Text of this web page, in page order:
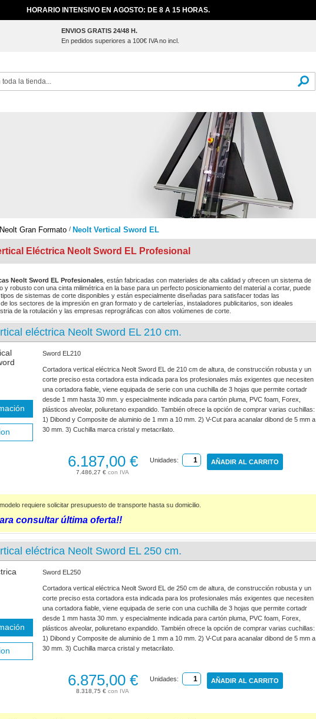
HORARIO INTENSIVO EN AGOSTO: DE 8 A 15 HORAS.
ENVIOS GRATIS 24/48 H.
En pedidos superiores a 100€ IVA no incl.
Gran Formato Neolt Vertical Sword EL
Eléctrica Neolt Sword EL Profesional
Neolt Sword EL Profesionales , están fabricadas con materiales de alta calidad y ofrecen un sistema de
y robusto con una cinta milimétrica en la base para un perfecto posicionamiento del material a cortar, puede
de sistemas de corte disponibles y están especialmente diseñadas para satisfacer todas las
los sectores de la impresión en gran formato y de cartelerías, instaladores publicitarios, son ideales
de la rotulación y las empresas reprográficas con altos volúmenes de corte.
eléctrica Neolt Sword EL 210 cm.
Sword EL210
Cortadora vertical eléctrica Neolt Sword EL de 210 cm de altura, de construcción robusta y un
corte preciso esta cortadora esta indicada para los profesionales más exigentes que necesiten
una cortadora fiable, viene equipada de serie con una cuchilla de 3 hojas que permite cortadr
desde 1 mm hasta 30 mm. y especialmente indicada para cartón pluma, PVC foam, Forex,
plásticos alveolar, poliuretano expandido. También ofrece la opción de comprar varias cuchillas:
1) Dibond y Composite de aluminio de 1 mm a 10 mm. 2) V-Cut para acanalar dibond de 5 mm a
30 mm. 3) Cuchilla marca cristal y metacrilato.
7.486,27 €
6.187,00 € Unidades: AÑADIR AL CARRITO
requiere solicitar presupuesto de transporte hasta su domicilio.
consultar última oferta!!
eléctrica Neolt Sword EL 250 cm.
Sword EL250
Cortadora vertical eléctrica Neolt Sword EL de 250 cm de altura, de construcción robusta y un
corte preciso esta cortadora esta indicada para los profesionales más exigentes que necesiten
una cortadora fiable, viene equipada de serie con una cuchilla de 3 hojas que permite cortadr
desde 1 mm hasta 30 mm. y especialmente indicada para cartón pluma, PVC foam, Forex,
plásticos alveolar, poliuretano expandido. También ofrece la opción de comprar varias cuchillas:
1) Dibond y Composite de aluminio de 1 mm a 10 mm. 2) V-Cut para acanalar dibond de 5 mm a
30 mm. 3) Cuchilla marca cristal y metacrilato.
8.318,75 €
6.875,00 € Unidades: AÑADIR AL CARRITO